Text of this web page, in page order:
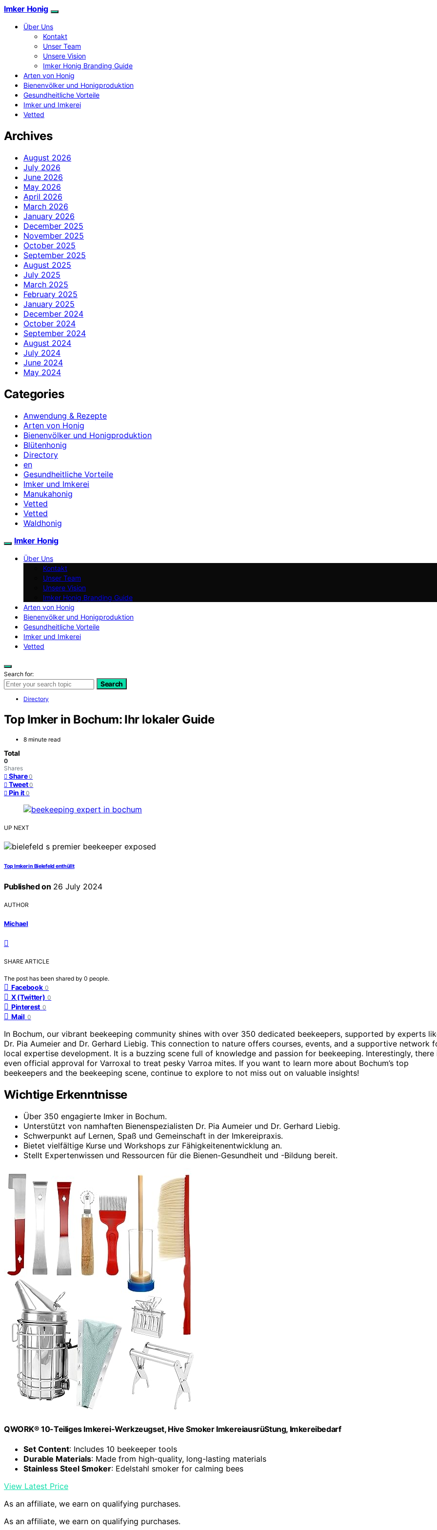
Imker Honig
Über Uns
Kontakt
Unser Team
Unsere Vision
Imker Honig Branding Guide
Arten von Honig
Bienenvölker und Honigproduktion
Gesundheitliche Vorteile
Imker und Imkerei
Vetted
Archives
August 2026
July 2026
June 2026
May 2026
April 2026
March 2026
January 2026
December 2025
November 2025
October 2025
September 2025
August 2025
July 2025
March 2025
February 2025
January 2025
December 2024
October 2024
September 2024
August 2024
July 2024
June 2024
May 2024
Categories
Anwendung & Rezepte
Arten von Honig
Bienenvölker und Honigproduktion
Blütenhonig
Directory
en
Gesundheitliche Vorteile
Imker und Imkerei
Manukahonig
Vetted
Vetted
Waldhonig
Imker Honig
Über Uns
Kontakt
Unser Team
Unsere Vision
Imker Honig Branding Guide
Arten von Honig
Bienenvölker und Honigproduktion
Gesundheitliche Vorteile
Imker und Imkerei
Vetted
Search for:
Search
Directory
Top Imker in Bochum: Ihr lokaler Guide
8 minute read
Total
0
Shares
Share 0
Tweet 0
Pin it 0
UP NEXT
Top Imker in Bielefeld enthüllt
Published on 26 July 2024
AUTHOR
Michael
SHARE ARTICLE
The post has been shared by 0 people.
Facebook 0
X (Twitter) 0
Pinterest 0
Mail 0
In Bochum, our vibrant beekeeping community shines with over 350 dedicated beekeepers, supported by experts
Dr. Pia Aumeier and Dr. Gerhard Liebig. This connection to nature offers courses, events, and a supportive network
local expertise development. It is a buzzing scene full of knowledge and passion for beekeeping. Interestingly, there
even official approval for Varroxal to treat pesky Varroa mites. If you want to learn more about Bochum’s top
beekeepers and the beekeeping scene, continue to explore to not miss out on valuable insights!
Wichtige Erkenntnisse
Über 350 engagierte Imker in Bochum.
Unterstützt von namhaften Bienenspezialisten Dr. Pia Aumeier und Dr. Gerhard Liebig.
Schwerpunkt auf Lernen, Spaß und Gemeinschaft in der Imkereipraxis.
Bietet vielfältige Kurse und Workshops zur Fähigkeitenentwicklung an.
Stellt Expertenwissen und Ressourcen für die Bienen-Gesundheit und -Bildung bereit.
QWORK® 10-Teiliges Imkerei-Werkzeugset, Hive Smoker ImkereiausrüStung, Imkereibedarf
Set Content: Includes 10 beekeeper tools
Durable Materials: Made from high-quality, long-lasting materials
Stainless Steel Smoker: Edelstahl smoker for calming bees
View Latest Price
As an affiliate, we earn on qualifying purchases.
As an affiliate, we earn on qualifying purchases.